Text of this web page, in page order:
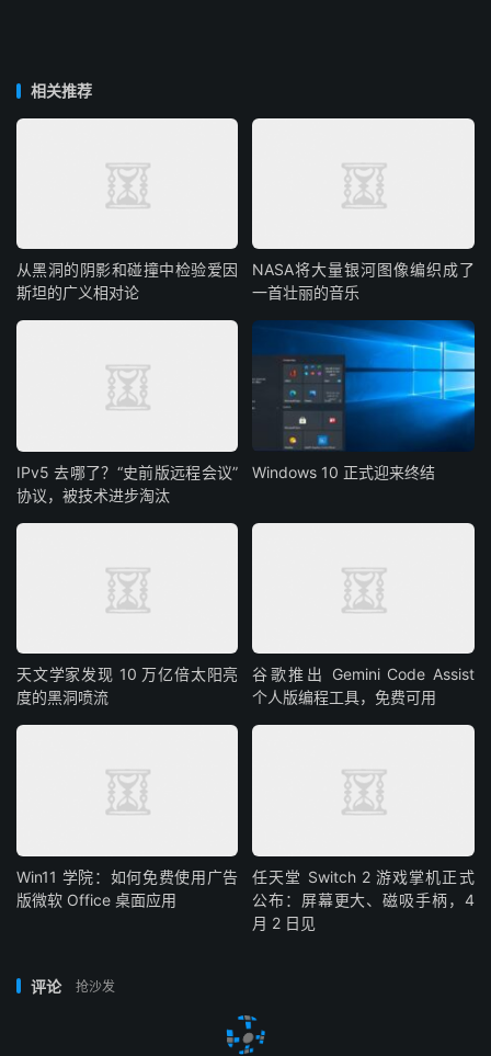
相关推荐
从黑洞的阴影和碰撞中检验爱因
斯坦的广义相对论
NASA将大量银河图像编织成了
一首壮丽的音乐
IPv5 去哪了？“史前版远程会议”
协议，被技术进步淘汰
Windows 10 正式迎来终结
天文学家发现 10 万亿倍太阳亮
度的黑洞喷流
谷歌推出 Gemini Code Assist
个人版编程工具，免费可用
Win11 学院：如何免费使用广告
版微软 Office 桌面应用
任天堂 Switch 2 游戏掌机正式
公布：屏幕更大、磁吸手柄，4
月 2 日见
评论 抢沙发